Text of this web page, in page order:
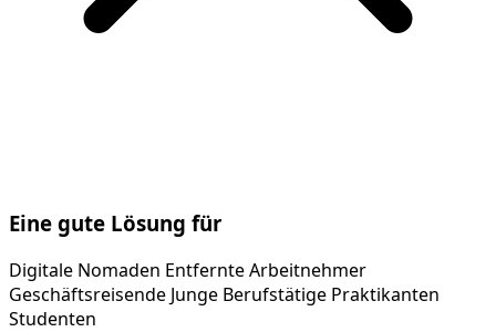
Eine gute Lösung für
Digitale Nomaden Entfernte Arbeitnehmer
Geschäftsreisende Junge Berufstätige Praktikanten
Studenten